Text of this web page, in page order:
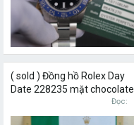
( sold ) Đồng hồ Rolex Day
Date 228235 mặt chocolate
cọc hạt kim cương baguette
Đọc